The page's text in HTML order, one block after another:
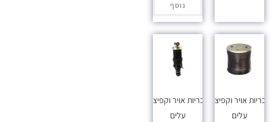
נוסף
כריות אויר וקפיצי
עלים
כריות אויר וקפיצי
עלים